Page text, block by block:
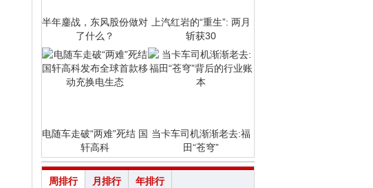
半年鏖战，东风股份做对
了什么？
上汽红岩的“重生”: 两月
斩获30
电随车走破“两难”死结 国
轩高科
当卡车司机渐渐老去:福
田“苍穹”
周排行 月排行 年排行